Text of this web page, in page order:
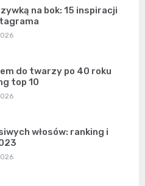
na bok: 15 inspiracji
do twarzy po 40 roku
top 10
włosów: ranking i